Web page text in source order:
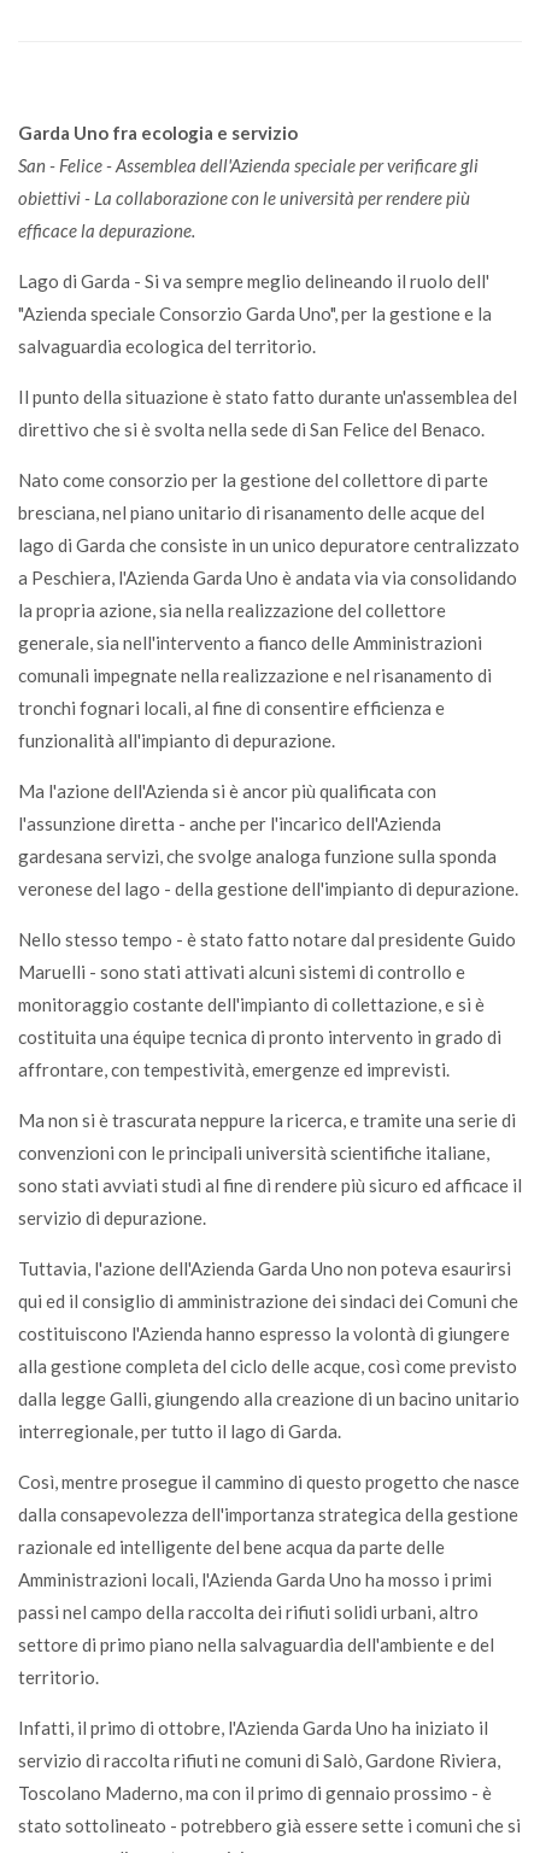
Garda Uno fra ecologia e servizio
San - Felice - Assemblea dell'Azienda speciale per verificare gli
obiettivi - La collaborazione con le università per rendere più
efficace la depurazione.
Lago di Garda - Si va sempre meglio delineando il ruolo dell'
"Azienda speciale Consorzio Garda Uno", per la gestione e la
salvaguardia ecologica del territorio.
Il punto della situazione è stato fatto durante un'assemblea del
direttivo che si è svolta nella sede di San Felice del Benaco.
Nato come consorzio per la gestione del collettore di parte
bresciana, nel piano unitario di risanamento delle acque del
lago di Garda che consiste in un unico depuratore centralizzato
a Peschiera, l'Azienda Garda Uno è andata via via consolidando
la propria azione, sia nella realizzazione del collettore
generale, sia nell'intervento a fianco delle Amministrazioni
comunali impegnate nella realizzazione e nel risanamento di
tronchi fognari locali, al fine di consentire efficienza e
funzionalità all'impianto di depurazione.
Ma l'azione dell'Azienda si è ancor più qualificata con
l'assunzione diretta - anche per l'incarico dell'Azienda
gardesana servizi, che svolge analoga funzione sulla sponda
veronese del lago - della gestione dell'impianto di depurazione.
Nello stesso tempo - è stato fatto notare dal presidente Guido
Maruelli - sono stati attivati alcuni sistemi di controllo e
monitoraggio costante dell'impianto di collettazione, e si è
costituita una équipe tecnica di pronto intervento in grado di
affrontare, con tempestività, emergenze ed imprevisti.
Ma non si è trascurata neppure la ricerca, e tramite una serie di
convenzioni con le principali università scientifiche italiane,
sono stati avviati studi al fine di rendere più sicuro ed afficace il
servizio di depurazione.
Tuttavia, l'azione dell'Azienda Garda Uno non poteva esaurirsi
qui ed il consiglio di amministrazione dei sindaci dei Comuni che
costituiscono l'Azienda hanno espresso la volontà di giungere
alla gestione completa del ciclo delle acque, così come previsto
dalla legge Galli, giungendo alla creazione di un bacino unitario
interregionale, per tutto il lago di Garda.
Così, mentre prosegue il cammino di questo progetto che nasce
dalla consapevolezza dell'importanza strategica della gestione
razionale ed intelligente del bene acqua da parte delle
Amministrazioni locali, l'Azienda Garda Uno ha mosso i primi
passi nel campo della raccolta dei rifiuti solidi urbani, altro
settore di primo piano nella salvaguardia dell'ambiente e del
territorio.
Infatti, il primo di ottobre, l'Azienda Garda Uno ha iniziato il
servizio di raccolta rifiuti ne comuni di Salò, Gardone Riviera,
Toscolano Maderno, ma con il primo di gennaio prossimo - è
stato sottolineato - potrebbero già essere sette i comuni che si